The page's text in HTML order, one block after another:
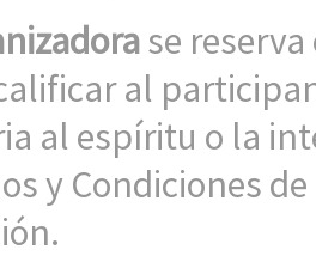
se
al
al espíritu o la
y Condiciones